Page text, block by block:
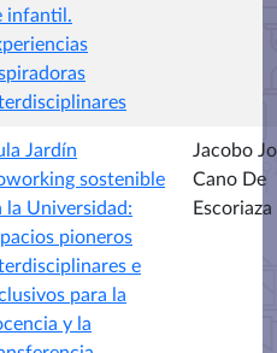
infantil.
Jardín
sostenible
la Universidad:
pioneros
e
para la
y la
Jacobo
Cano De
Escoriaza